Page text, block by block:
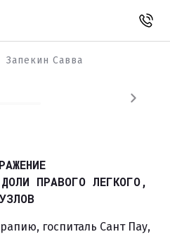
Запекин Савва
ПРАВОГО ЛЕГКОГО,
госпиталь Сант Пау,